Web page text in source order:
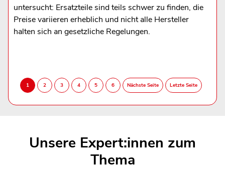
untersucht: Ersatzteile sind teils schwer zu finden, die
Preise variieren erheblich und nicht alle Hersteller
halten sich an gesetzliche Regelungen.
Unsere Expert:innen zum
Thema